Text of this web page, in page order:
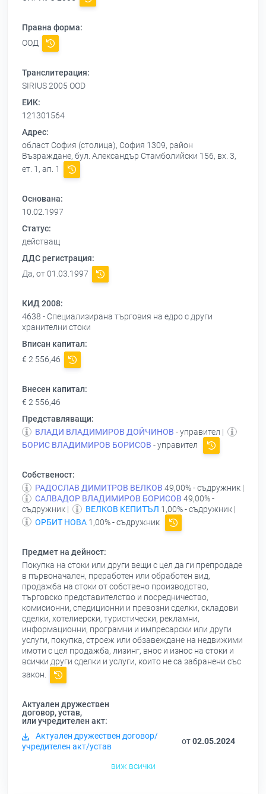
Правна форма:
ООД
Транслитерация:
SIRIUS 2005 OOD
ЕИК:
121301564
Адрес:
област София (столица), София 1309, район
Възраждане, бул. Александър Стамболийски 156, вх. 3,
ет. 1, ап. 1
Основана:
10.02.1997
Статус:
действащ
ДДС регистрация:
Да, от 01.03.1997
КИД 2008:
4638 - Специализирана търговия на едро с други
хранителни стоки
Вписан капитал:
€ 2 556,46
Внесен капитал:
€ 2 556,46
Представляващи:
ВЛАДИ ВЛАДИМИРОВ ДОЙЧИНОВ - управител |
БОРИС ВЛАДИМИРОВ БОРИСОВ - управител
Собственост:
РАДОСЛАВ ДИМИТРОВ ВЕЛКОВ 49,00% - съдружник |
САЛВАДОР ВЛАДИМИРОВ БОРИСОВ 49,00% -
съдружник |
ВЕЛКОВ КЕПИТЪЛ 1,00% - съдружник |
ОРБИТ НОВА 1,00% - съдружник
Предмет на дейност:
Покупка на стоки или други вещи с цел да ги препродаде
в първоначален, преработен или обработен вид,
продажба на стоки от собствено производство,
търговско представителство и посредничество,
комисионни, спедиционни и превозни сделки, складови
сделки, хотелиерски, туристически, рекламни,
информационни, програмни и импресарски или други
услуги, покупка, строеж или обзавеждане на недвижими
имоти с цел продажба, лизинг, внос и износ на стоки и
всички други сделки и услуги, които не са забранени със
закон.
Актуален дружествен
договор, устав,
или учредителен акт:
Актуален дружествен договор/
учредителен акт/устав
от02.05.2024
виж всички